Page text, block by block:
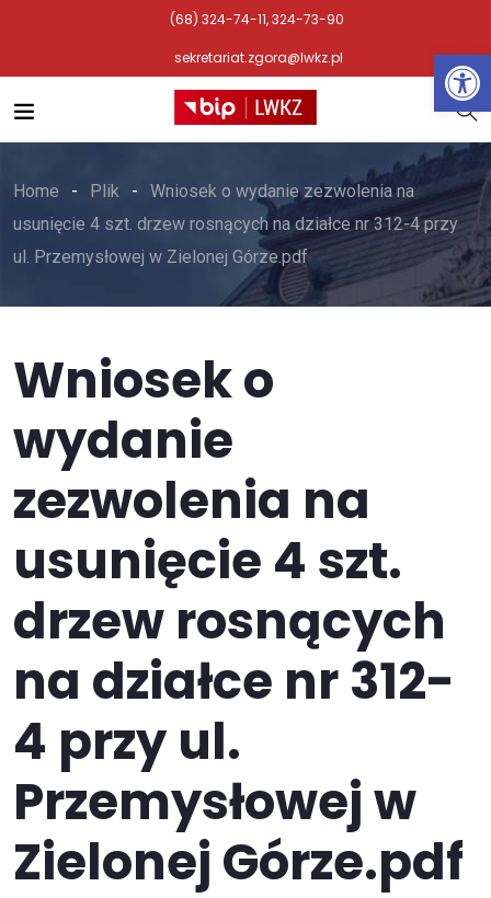
(68) 324-74-11, 324-73-90
sekretariat.zgora@lwkz.pl
Home Plik
Wniosek o wydanie zezwolenia na
usunięcie 4 szt. drzew rosnących na działce nr 312-4 przy
ul. Przemysłowej w Zielonej Górze.pdf
Wniosek o
wydanie
zezwolenia na
usunięcie 4 szt.
drzew rosnących
na działce nr 312-
4 przy ul.
Przemysłowej w
Zielonej Górze.pdf